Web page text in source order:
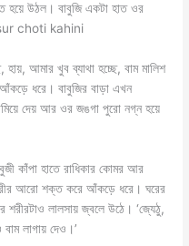
হয়ে উঠল। বাবুজি একটা হাত ওর
choti kahini
আমার খুব ব্যাথা হচ্ছে, বাম মালিশ
ধরে। বাবুজির বাড়া এখন
দেয় আর ওর জঙগা পুরো নগ্ন হয়ে
কাঁপা হাতে রাধিকার কোমর আর
আরো শক্ত করে আঁকড়ে ধরে। ঘরের
লালসায় জ্বলে উঠে। ‘জ্যেঠু,
লাগায় দেও।’